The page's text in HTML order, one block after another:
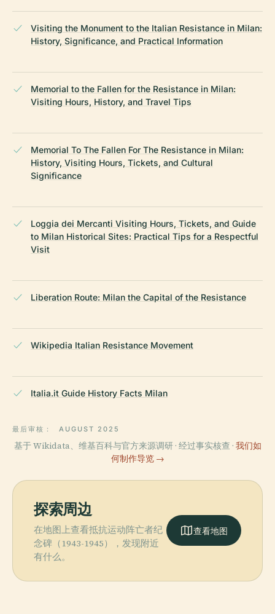
Visiting the Monument to the Italian Resistance in Milan:
History, Significance, and Practical Information
Memorial to the Fallen for the Resistance in Milan:
Visiting Hours, History, and Travel Tips
Memorial To The Fallen For The Resistance in Milan:
History, Visiting Hours, Tickets, and Cultural
Significance
Loggia dei Mercanti Visiting Hours, Tickets, and Guide
to Milan Historical Sites: Practical Tips for a Respectful
Visit
Liberation Route: Milan the Capital of the Resistance
Wikipedia Italian Resistance Movement
Italia.it Guide History Facts Milan
最后审核： AUGUST 2025
基于 Wikidata、维基百科与官方来源调研 · 经过事实核查 · 我们如
何制作导览 →
探索周边
在地图上查看抵抗运动阵亡者纪
念碑（1943-1945），发现附近
有什么。
查看地图